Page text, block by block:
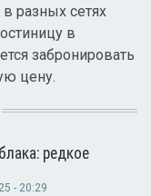
разных сетях
в
забронировать
цену.
редкое
- 20:29